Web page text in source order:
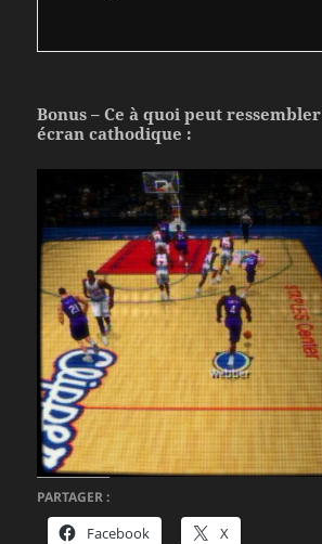
Bonus – Ce à quoi peut ressembler
écran cathodique :
PARTAGER :
Facebook X